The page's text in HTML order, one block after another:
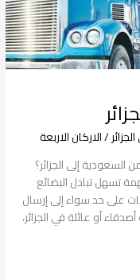
/الاركان الاربعة
إلى الجزائر؟
تسهل تبادل البضائع
على حد سواء إلى إرسال
أصدقاء أو عائلة في الجزائر،